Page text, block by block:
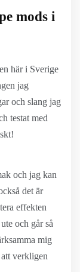
mods i
här i Sverige
jag
och slang jag
testat med
och jag kan
det är
effekten
och går så
mig
verkligen